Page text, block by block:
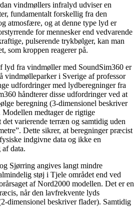
vindmøllers infralyd udviser en
fundamentalt forskellig fra den
atmosfære, og at denne type lyd er
for mennesker end vedvarende
pulserende trykbølger, kan man
som kroppen reagerer på.
lyd fra vindmøller med SoundSim360 er
vindmølleparker i Sverige af professor
udfordringer med lydberegninger fra
håndterer disse udfordringer ved at
beregning (3-dimensionel beskriver
medtager de rigtige
varierende terræn og samtidig uden
Dette sikrer, at beregninger præcist
indgivne data og ikke en
af data.
Sjørring angives langt mindre
støj i Tjele området end ved
af Nord2000 modellen. Det er en
når den lavfrekvente lyds
dimensionel beskriver flader). Samtidig